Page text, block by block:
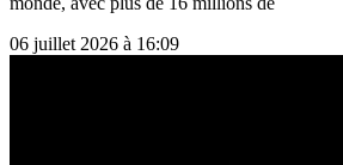
06 juillet 2026 à 16:09